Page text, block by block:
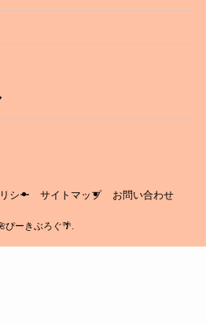
シー サイトマップ お問い合わせ
ぴーきぶろぐ🌴.